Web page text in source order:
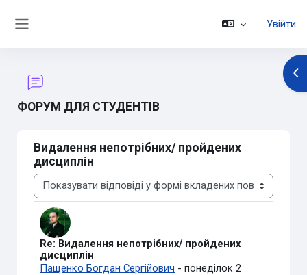
Увійти
ФОРУМ ДЛЯ СТУДЕНТІВ
Видалення непотрібних/ пройдених
дисциплін
Тип показу
Re: Видалення непотрібних/ пройдених
дисциплін
Пащенко Богдан Сергійович -понеділок 2
Кількість відповідей: 0